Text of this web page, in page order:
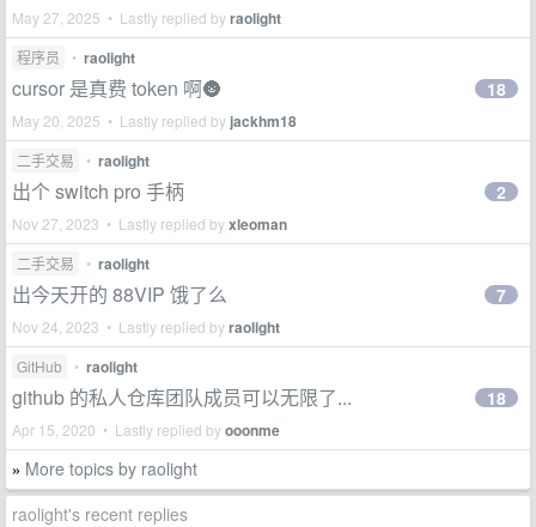
May 27, 2025 • Lastly replied byraolight
程序员 • raolight
cursor 是真费 token 啊🌚
May 20, 2025 • Lastly replied by jackhm18
18
二手交易 • raolight
出个 switch pro 手柄
Nov 27, 2023 • Lastly replied byxleoman
2
二手交易 • raolight
出今天开的 88VIP 饿了么
Nov 24, 2023 • Lastly replied byraolight
7
GitHub • raolight
github 的私人仓库团队成员可以无限了...
Apr 15, 2020 • Lastly replied byooonme
18
» More topics by raolight
raolight's recent replies